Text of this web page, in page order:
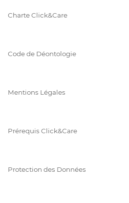
Charte Click&Care
Code de Déontologie
Mentions Légales
Prérequis Click&Care
Protection des Données